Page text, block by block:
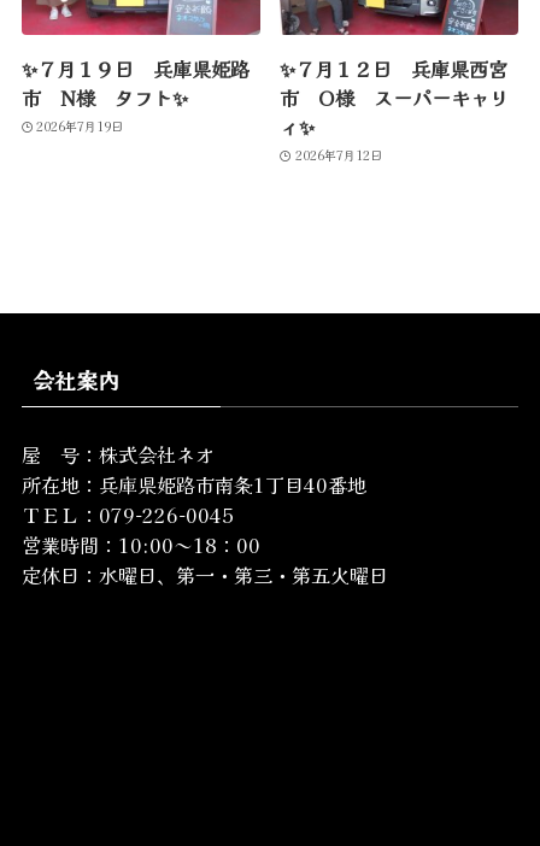
✨７月１９日 兵庫県姫路
市 N様 タフト✨
2026年7月19日
✨７月１２日 兵庫県西宮
市 O様 スーパーキャリ
ィ✨
2026年7月12日
会社案内
屋 号：株式会社ネオ
所在地： 兵庫県姫路市南条1丁目40番地
ＴＥＬ：079-226-0045
営業時間：10:00～18：00
定休日：水曜日、第一・第三・第五火曜日